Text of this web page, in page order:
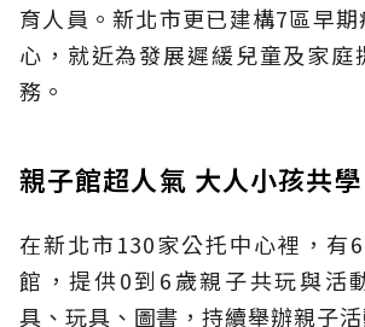
育人員。新北市更已建構7區早
心，就近為發展遲緩兒童及家庭
務。
親子館超人氣 大人小孩共學
在新北市130家公托中心裡，有
館，提供0到6歲親子共玩與活
具、玩具、圖書，持續舉辦親子活